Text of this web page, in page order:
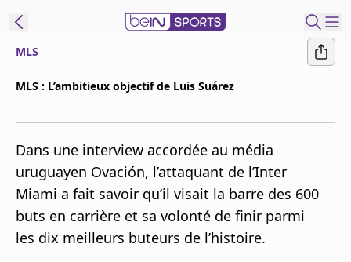
Podcasts
En Direct
Gérer les
MLS
MLS : L’ambitieux objectif de Luis Suárez
Dans une interview accordée au média
uruguayen Ovación, l’attaquant de l’Inter
Miami a fait savoir qu’il visait la barre des 600
buts en carrière et sa volonté de finir parmi
les dix meilleurs buteurs de l’histoire.